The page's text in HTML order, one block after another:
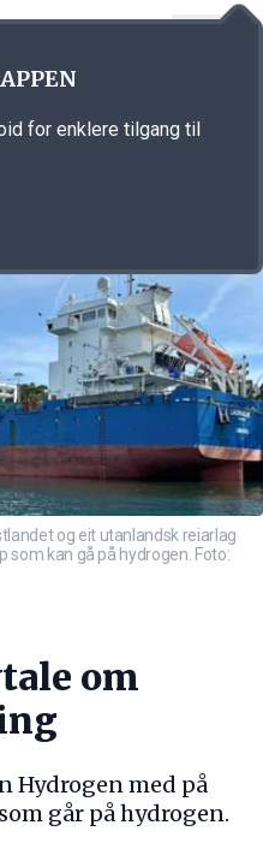
og eit utanlandsk reiarlag
som kan gå på hydrogen. Foto:
om
Hydrogen med på
går på hydrogen.
for enklere tilgang til